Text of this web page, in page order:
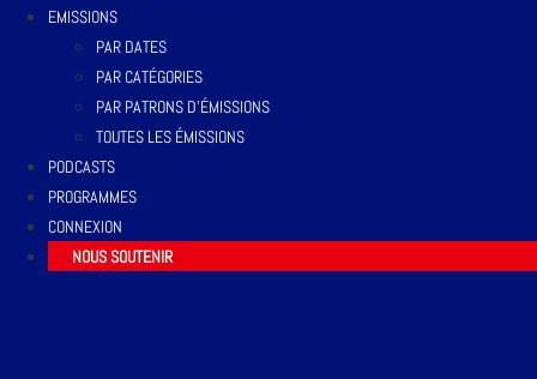
EMISSIONS
PAR DATES
PAR CATÉGORIES
PAR PATRONS D’ÉMISSIONS
TOUTES LES ÉMISSIONS
PODCASTS
PROGRAMMES
CONNEXION
NOUS SOUTENIR